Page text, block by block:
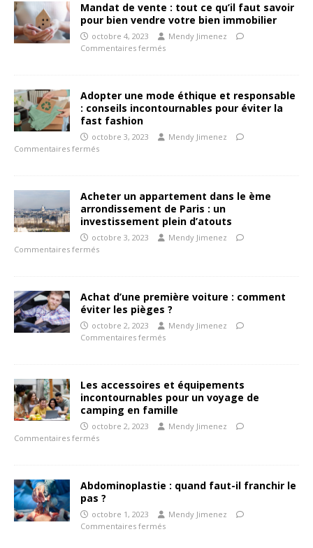
Mandat de vente : tout ce qu’il faut savoir
pour bien vendre votre bien immobilier
octobre 4, 2023
Mendy Jimenez
Commentaires fermés
Adopter une mode éthique et responsable
: conseils incontournables pour éviter la
fast fashion
octobre 3, 2023
Mendy Jimenez
Commentaires fermés
Acheter un appartement dans le ème
arrondissement de Paris : un
investissement plein d’atouts
octobre 3, 2023
Mendy Jimenez
Commentaires fermés
Achat d’une première voiture : comment
éviter les pièges ?
octobre 2, 2023
Mendy Jimenez
Commentaires fermés
Les accessoires et équipements
incontournables pour un voyage de
camping en famille
octobre 2, 2023
Mendy Jimenez
Commentaires fermés
Abdominoplastie : quand faut-il franchir le
pas ?
octobre 1, 2023
Mendy Jimenez
Commentaires fermés